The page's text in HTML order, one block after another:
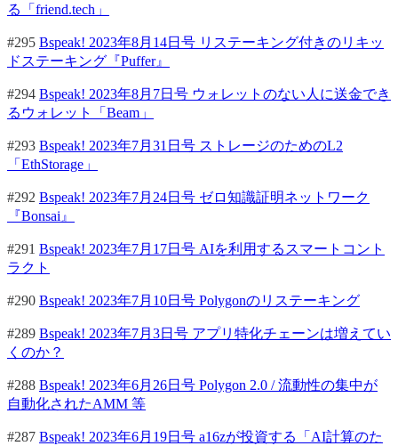
る「friend.tech」
#295 Bspeak! 2023年8月14日号 リステーキング付きのリキッ
ドステーキング『Puffer』
#294 Bspeak! 2023年8月7日号 ウォレットのない人に送金でき
るウォレット「Beam」
#293 Bspeak! 2023年7月31日号 ストレージのためのL2
「EthStorage」
#292 Bspeak! 2023年7月24日号 ゼロ知識証明ネットワーク
『Bonsai』
#291 Bspeak! 2023年7月17日号 AIを利用するスマートコント
ラクト
#290 Bspeak! 2023年7月10日号 Polygonのリステーキング
#289 Bspeak! 2023年7月3日号 アプリ特化チェーンは増えてい
くのか？
#288 Bspeak! 2023年6月26日号 Polygon 2.0 / 流動性の集中が
自動化されたAMM 等
#287 Bspeak! 2023年6月19日号 a16zが投資する「AI計算のた